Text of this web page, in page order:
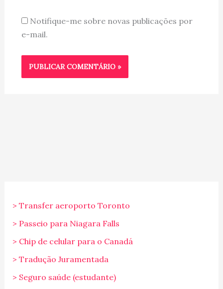
Notifique-me sobre novas publicações por
e-mail.
> Transfer aeroporto Toronto
> Passeio para Niagara Falls
> Chip de celular para o Canadá
> Tradução Juramentada
> Seguro saúde (estudante)